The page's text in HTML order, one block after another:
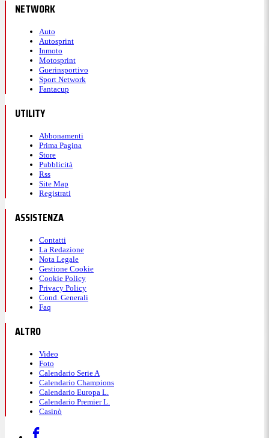
NETWORK
Auto
Autosprint
Inmoto
Motosprint
Guerinsportivo
Sport Network
Fantacup
UTILITY
Abbonamenti
Prima Pagina
Store
Pubblicità
Rss
Site Map
Registrati
ASSISTENZA
Contatti
La Redazione
Nota Legale
Gestione Cookie
Cookie Policy
Privacy Policy
Cond. Generali
Faq
ALTRO
Video
Foto
Calendario Serie A
Calendario Champions
Calendario Europa L.
Calendario Premier L.
Casinò